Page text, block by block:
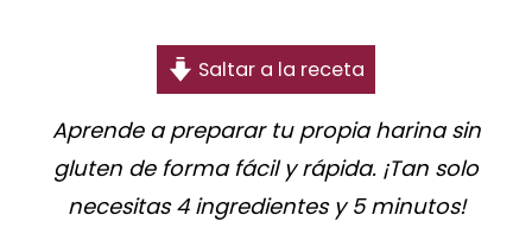
Saltar a la receta
Aprende a preparar tu propia harina sin
gluten de forma fácil y rápida. ¡Tan solo
necesitas 4 ingredientes y 5 minutos!